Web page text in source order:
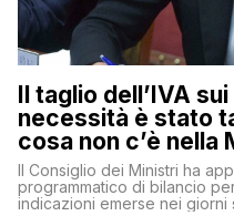
Il taglio dell’IVA
necessità è stato
cosa non c’è nella
Meloni
Il Consiglio dei Ministri ha
programmatico di bilancio
indicazioni emerse nei giorni